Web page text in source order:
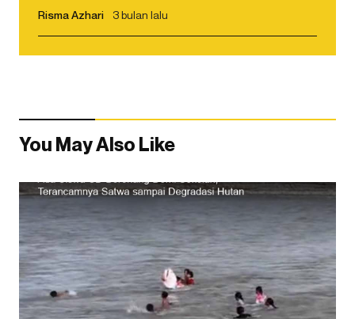
Risma Azhari 3 bulan lalu
You May Also Like